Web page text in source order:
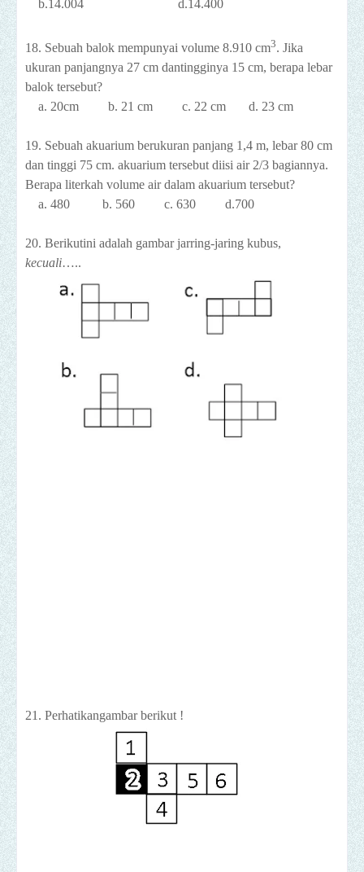
b.14.004 d.14.400
18. Sebuah balok mempunyai volume 8.910 cm3. Jika
ukuran panjangnya 27 cm dantingginya 15 cm, berapa lebar
balok tersebut?
a. 20cm b. 21 cm c. 22 cm d. 23 cm
19. Sebuah akuarium berukuran panjang 1,4 m, lebar 80 cm
dan tinggi 75 cm. akuarium tersebut diisi air 2/3 bagiannya.
Berapa literkah volume air dalam akuarium tersebut?
a. 480 b. 560 c. 630 d.700
20. Berikutini adalah gambar jarring-jaring kubus,
kecuali…..
21. Perhatikangambar berikut !